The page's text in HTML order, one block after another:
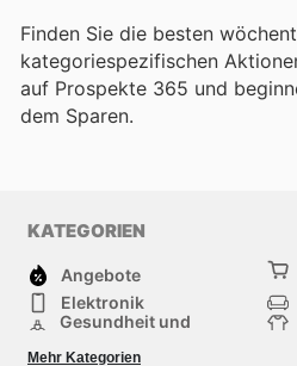
Finden Sie die besten
kategorie­spezifischen
auf Prospekte 365 und
dem Sparen.
KATEGORIEN
Angebote
Elektronik
Gesundheit und
Sportartikel und
Mehr Kategorien